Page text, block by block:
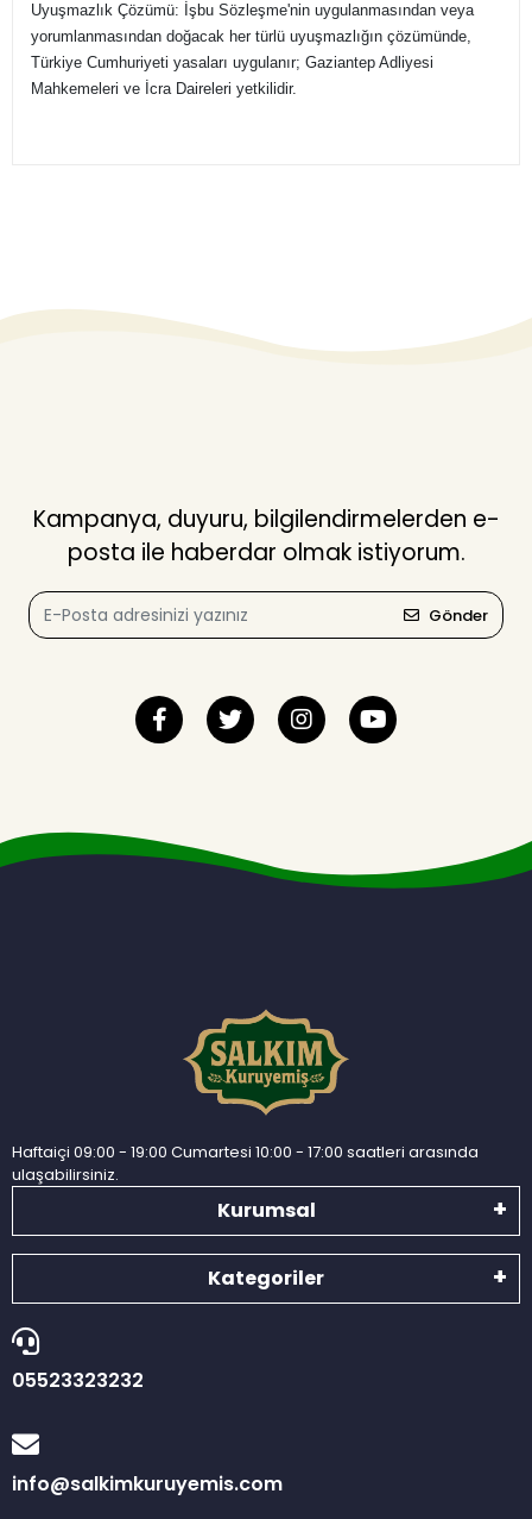
Uyuşmazlık Çözümü: İşbu Sözleşme'nin uygulanmasından veya
yorumlanmasından doğacak her türlü uyuşmazlığın çözümünde,
Türkiye Cumhuriyeti yasaları uygulanır; Gaziantep Adliyesi
Mahkemeleri ve İcra Daireleri yetkilidir.
Kampanya, duyuru, bilgilendirmelerden e-
posta ile haberdar olmak istiyorum.
Gönder
Haftaiçi 09:00 - 19:00 Cumartesi 10:00 - 17:00 saatleri arasında
ulaşabilirsiniz.
Kurumsal
Kategoriler
05523323232
info@salkimkuruyemis.com